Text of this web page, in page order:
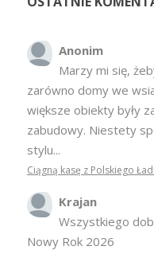
Anonim
Marzy mi się,
zarówno domy we
większe obiekty były
zabudowy. Niestety
stylu...
Ciągną kasę z Polskiego
Krajan
Wszystkiego
Nowy Rok 2026